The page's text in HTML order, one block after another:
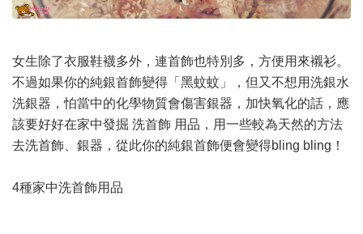
女生除了衣服鞋襪多外，連首飾也特別多，方便用來襯衫。
不過如果你的純銀首飾變得「黑蚊蚊」，但又不想用洗銀水
洗銀器，怕當中的化學物質會傷害銀器，加快氧化的話，應
該要好好在家中發掘 洗首飾 用品，用一些較為天然的方法
去洗首飾、銀器，從此你的純銀首飾便會變得bling bling！
4種家中洗首飾用品